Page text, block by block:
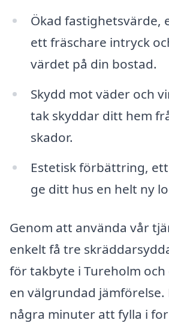
Ökad fastighetsvärde,
ett fräschare intryck
värdet på din bostad.
Skydd mot väder och
tak skyddar ditt hem
skador.
Estetisk förbättring,
ge ditt hus en helt ny
Genom att använda vår
enkelt få tre
för takbyte i Tureholm
en välgrundad jämförelse.
några minuter att fylla i